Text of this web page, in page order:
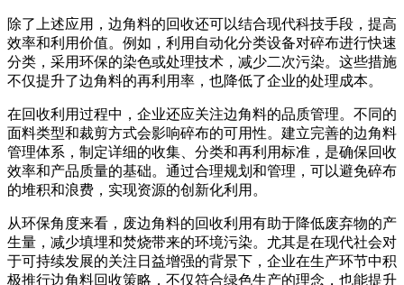
除了上述应用，边角料的回收还可以结合现代科技手段，提高
效率和利用价值。例如，利用自动化分类设备对碎布进行快速
分类，采用环保的染色或处理技术，减少二次污染。这些措施
不仅提升了边角料的再利用率，也降低了企业的处理成本。
在回收利用过程中，企业还应关注边角料的品质管理。不同的
面料类型和裁剪方式会影响碎布的可用性。建立完善的边角料
管理体系，制定详细的收集、分类和再利用标准，是确保回收
效率和产品质量的基础。通过合理规划和管理，可以避免碎布
的堆积和浪费，实现资源的创新化利用。
从环保角度来看，废边角料的回收利用有助于降低废弃物的产
生量，减少填埋和焚烧带来的环境污染。尤其是在现代社会对
于可持续发展的关注日益增强的背景下，企业在生产环节中积
极推行边角料回收策略，不仅符合绿色生产的理念，也能提升